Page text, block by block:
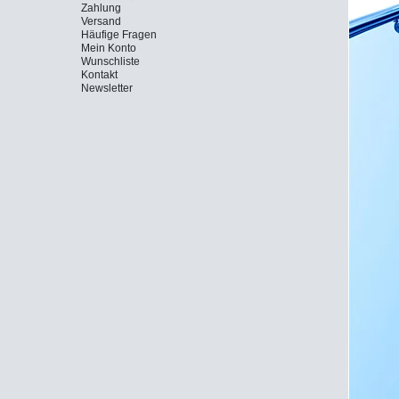
Zahlung
Versand
Häufige Fragen
Mein Konto
Wunschliste
Kontakt
Newsletter